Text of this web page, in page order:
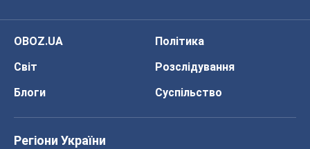
OBOZ.UA
Політика
Світ
Розслідування
Блоги
Суспільство
Регіони України